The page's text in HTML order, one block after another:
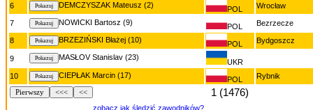
6 DEMCZYSZAK Mateusz (2) POL Wrocław
7 NOWICKI Bartosz (9) POL Bezrzecze
8 BRZEZIŃSKI Błażej (10) POL Bydgoszcz
9 MASŁOV Stanislav (23)
UKR
10
CIEPŁAK Marcin (17) POL Rybnik
Pierwszy <<< << 1 (1476)
zobacz jak śledzić zawodników?